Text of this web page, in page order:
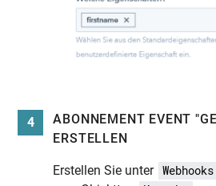
4
ABONNEMENT EVENT
ERSTELLEN
Erstellen Sie unter Webhooks